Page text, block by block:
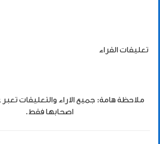
تعليقات القراء
ملاحظة هامة: جميع الاراء والتعليقات
اصحابها فقط.